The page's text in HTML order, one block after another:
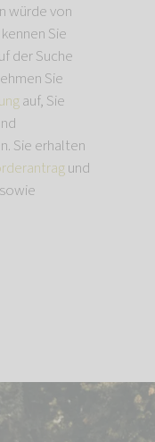
würde von
Sie
der Suche
Sie
auf, Sie
Sie erhalten
und
sowie